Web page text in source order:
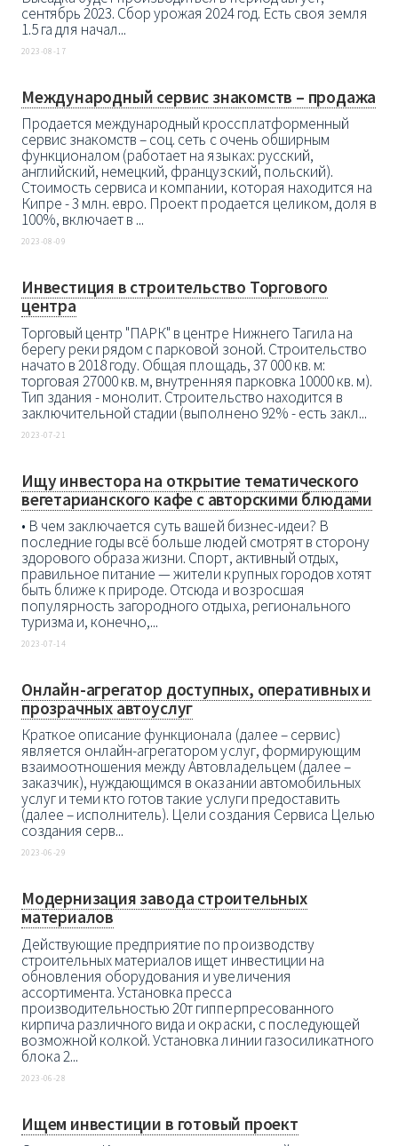
сентябрь 2023. Сбор урожая 2024 год. Есть своя земля
1.5 га для начал...
2023-08-17
Международный сервис знакомств – продажа
Продается международный кроссплатформенный
сервис знакомств – соц. сеть с очень обширным
функционалом (работает на языках: русский,
английский, немецкий, французский, польский).
Стоимость сервиса и компании, которая находится на
Кипре - 3 млн. евро. Проект продается целиком, доля в
100%, включает в ...
2023-08-09
Инвестиция в строительство Торгового
центра
Торговый центр "ПАРК" в центре Нижнего Тагила на
берегу реки рядом с парковой зоной. Строительство
начато в 2018 году. Общая площадь, 37 000 кв. м:
торговая 27000 кв. м, внутренняя парковка 10000 кв. м).
Тип здания - монолит. Строительство находится в
заключительной стадии (выполнено 92% - есть закл...
2023-07-21
Ищу инвестора на открытие тематического
вегетарианского кафе с авторскими блюдами
• В чем заключается суть вашей бизнес-идеи? В
последние годы всё больше людей смотрят в сторону
здорового образа жизни. Спорт, активный отдых,
правильное питание — жители крупных городов хотят
быть ближе к природе. Отсюда и возросшая
популярность загородного отдыха, регионального
туризма и, конечно,...
2023-07-14
Онлайн-агрегатор доступных, оперативных и
прозрачных автоуслуг
Краткое описание функционала (далее – сервис)
является онлайн-агрегатором услуг, формирующим
взаимоотношения между Автовладельцем (далее –
заказчик), нуждающимся в оказании автомобильных
услуг и теми кто готов такие услуги предоставить
(далее – исполнитель). Цели создания Сервиса Целью
создания серв...
2023-06-29
Модернизация завода строительных
материалов
Действующие предприятие по производству
строительных материалов ищет инвестиции на
обновления оборудования и увеличения
ассортимента. Установка пресса
производительностью 20т гипперпресованного
кирпича различного вида и окраски, с последующей
возможной колкой. Установка линии газосиликатного
блока 2...
2023-06-28
Ищем инвестиции в готовый проект